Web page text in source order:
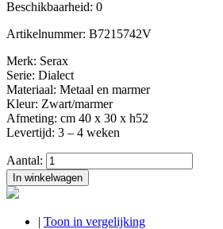
Beschikbaarheid: 0
Artikelnummer: B7215742V
Merk: Serax
Serie: Dialect
Materiaal: Metaal en marmer
Kleur: Zwart/marmer
Afmeting: cm 40 x 30 x h52
Levertijd: 3 – 4 weken
Aantal:
In winkelwagen
| Toon in vergelijking